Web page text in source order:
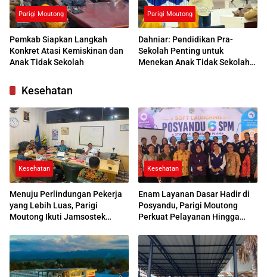
Parigi Moutong
Pemkab Siapkan Langkah
Konkret Atasi Kemiskinan dan
Anak Tidak Sekolah
Parigi Moutong
Dahniar: Pendidikan Pra-
Sekolah Penting untuk
Menekan Anak Tidak Sekolah
Kesehatan
Kesehatan
Menuju Perlindungan Pekerja
yang Lebih Luas, Parigi
Moutong Ikuti Jamsostek
Kesehatan
Enam Layanan Dasar Hadir di
Posyandu, Parigi Moutong
Perkuat Pelayanan Hingga